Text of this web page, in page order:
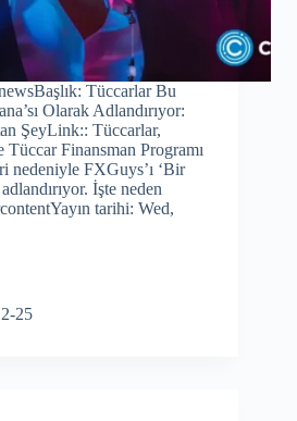
Tüccarlar Bu
Olarak Adlandırıyor:
ŞeyLink:: Tüccarlar,
Finansman Programı
nedeniyle FXGuys’ı ‘Bir
İşte neden
tarihi: Wed,
25